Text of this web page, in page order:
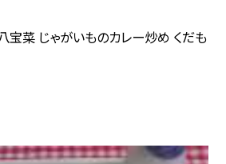
宝菜 じゃがいものカレー炒め くだも